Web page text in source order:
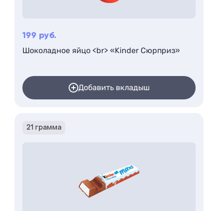
199 руб.
Шоколадное яйцо <br> «Kinder Сюрприз»
Добавить вкладыш
21 грамма